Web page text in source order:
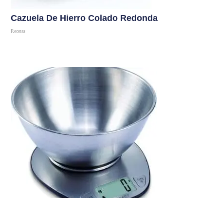
Cazuela De Hierro Colado Redonda
Recetas